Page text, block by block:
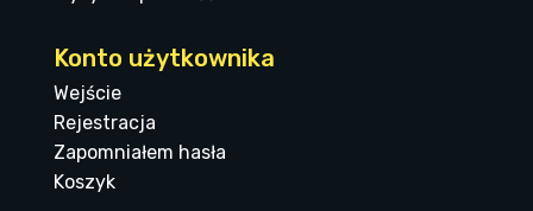
Konto użytkownika
Wejście
Rejestracja
Zapomniałem hasła
Koszyk